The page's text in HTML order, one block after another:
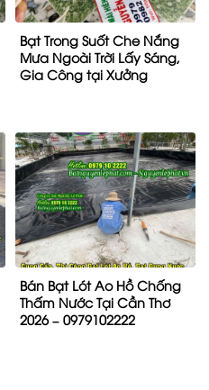
Bạt Trong Suốt Che Nắng
Mưa Ngoài Trời Lấy Sáng,
Gia Công tại Xưởng
Bán Bạt Lót Ao Hồ Chống
Thấm Nước Tại Cần Thơ
2026 – 0979102222